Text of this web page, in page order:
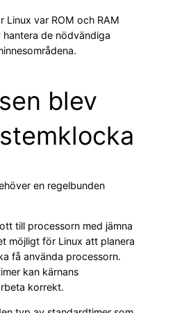
Linux var ROM och RAM
hantera de nödvändiga
blev
en regelbunden
till processorn med jämna
möjligt för Linux att planera
få använda processorn.
kan kärnans
korrekt.